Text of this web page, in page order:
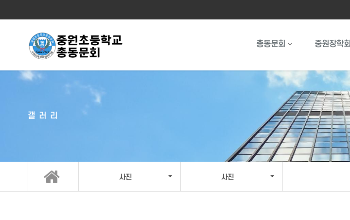
총동문회 중원장학회
갤러리
사진 사진